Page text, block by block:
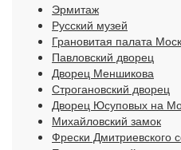
Эрмитаж
Русский музей
Грановитая палата
Павловский дворец
Дворец Меншикова
Строгановский дворец
Дворец Юсуповых на
Михайловский замок
Фрески Дмитриевского